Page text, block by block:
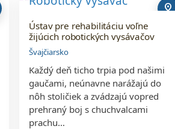
pin_drop
Ústav pre rehabilitáciu voľne
žijúcich robotických vysávačov
Švajčiarsko
Každý deň ticho trpia pod našimi
gaučami, neúnavne narážajú do
nôh stoličiek a zvádzajú vopred
prehraný boj s chuchvalcami
prachu…